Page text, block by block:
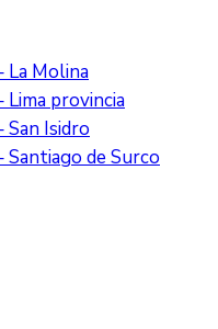
La Molina
Lima provincia
San Isidro
Santiago de Surco